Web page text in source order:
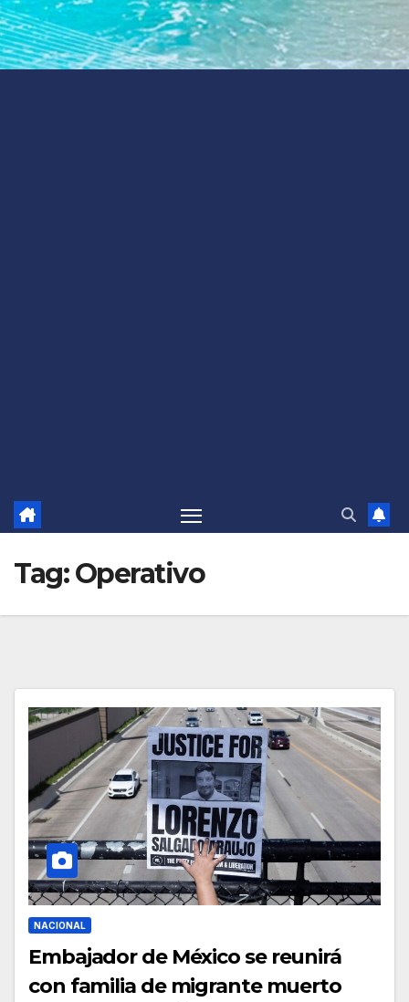
Tag:Operativo
NACIONAL
Embajador de México se reunirá
con familia de migrante muerto